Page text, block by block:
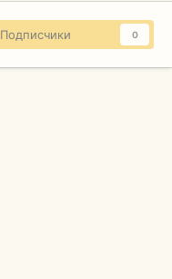
Подписчики 0